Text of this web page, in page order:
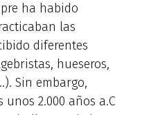
ha habido
las
diferentes
hueseros,
Sin embargo,
2.000 años a.C